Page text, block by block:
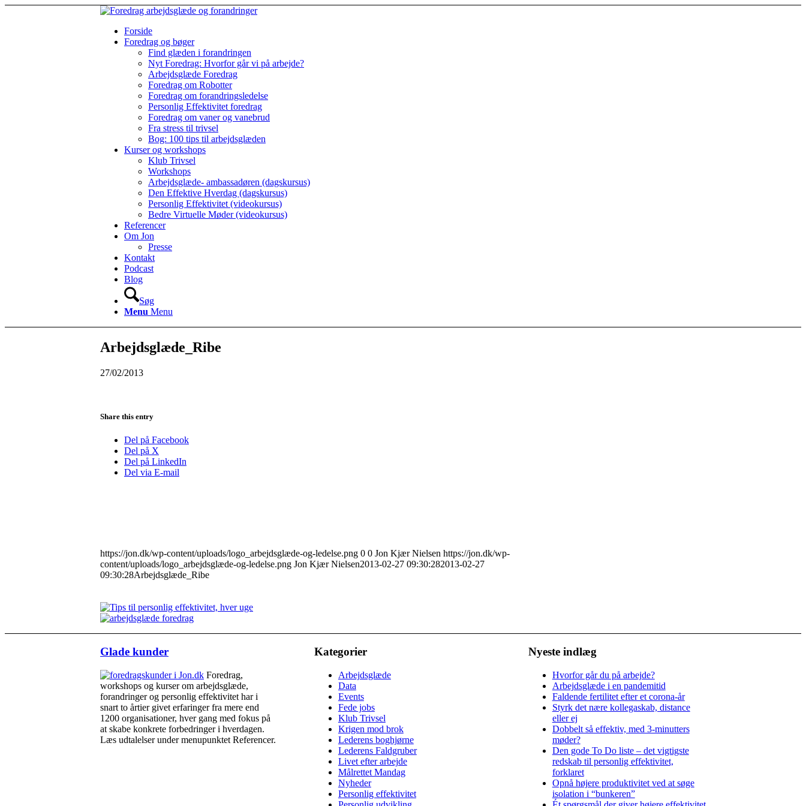
Forside
Foredrag og bøger
Find glæden i forandringen
Nyt Foredrag: Hvorfor går vi på arbejde?
Arbejdsglæde Foredrag
Foredrag om Robotter
Foredrag om forandringsledelse
Personlig Effektivitet foredrag
Foredrag om vaner og vanebrud
Fra stress til trivsel
Bog: 100 tips til arbejdsglæden
Kurser og workshops
Klub Trivsel
Workshops
Arbejdsglæde- ambassadøren (dagskursus)
Den Effektive Hverdag (dagskursus)
Personlig Effektivitet (videokursus)
Bedre Virtuelle Møder (videokursus)
Referencer
Om Jon
Presse
Kontakt
Podcast
Blog
Søg
Menu Menu
Arbejdsglæde_Ribe
27/02/2013
Share this entry
Del på Facebook
Del på X
Del på LinkedIn
Del via E-mail
https://jon.dk/wp-content/uploads/logo_arbejdsglæde-og-ledelse.png 0 0 Jon Kjær Nielsen https://jon.dk/wp-
content/uploads/logo_arbejdsglæde-og-ledelse.png Jon Kjær Nielsen2013-02-27 09:30:282013-02-27
09:30:28Arbejdsglæde_Ribe
Glade kunder
Foredrag,
workshops og kurser om arbejdsglæde,
forandringer og personlig effektivitet har i
snart to årtier givet erfaringer fra mere end
1200 organisationer, hver gang med fokus på
at skabe konkrete forbedringer i hverdagen.
Læs udtalelser under menupunktet Referencer.
Kategorier
Arbejdsglæde
Data
Events
Fede jobs
Klub Trivsel
Krigen mod brok
Lederens boghjørne
Lederens Faldgruber
Livet efter arbejde
Målrettet Mandag
Nyheder
Personlig effektivitet
Nyeste indlæg
Hvorfor går du på arbejde?
Arbejdsglæde i en pandemitid
Faldende fertilitet efter et corona-år
Styrk det nære kollegaskab, distance
eller ej
Dobbelt så effektiv, med 3-minutters
møder?
Den gode To Do liste – det vigtigste
redskab til personlig effektivitet,
forklaret
Opnå højere produktivitet ved at søge
isolation i “bunkeren”